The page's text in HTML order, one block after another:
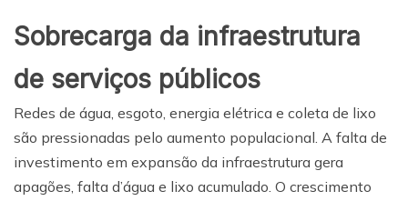
Sobrecarga da infraestrutura
de serviços públicos
Redes de água, esgoto, energia elétrica e coleta de lixo
são pressionadas pelo aumento populacional. A falta de
investimento em expansão da infraestrutura gera
apagões, falta d’água e lixo acumulado. O crescimento